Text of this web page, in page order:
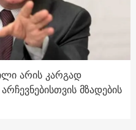
არის კარგად
მზადების